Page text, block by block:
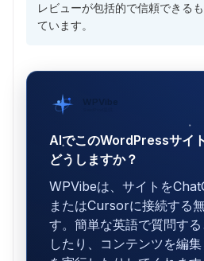
レビューが包括的で信頼できる
ています。
WPVibe
AIでこのWordPressサイ
どうしますか？
WPVibeは、サイトを
またはCursorに接続する
す。簡単な英語で質問す
したり、コンテンツを編